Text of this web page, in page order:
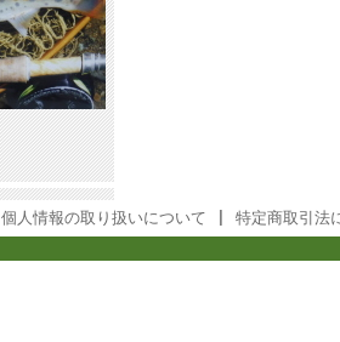
個人情報の取り扱いについて 特定商取引法